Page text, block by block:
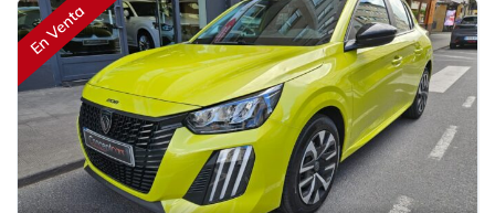
En Venta